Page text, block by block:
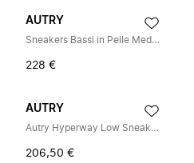
AUTRY
Sneakers Bassi in Pelle Medalist
228 €
AUTRY
Autry Hyperway Low Sneakers in Pelle Scamosciata e Mesh
206,50 €